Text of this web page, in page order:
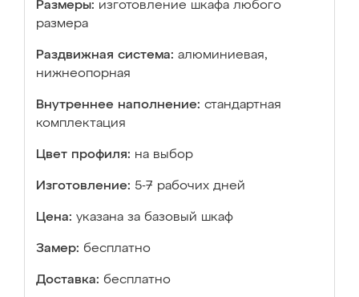
Размеры: изготовление шкафа любого
размера
Раздвижная система: алюминиевая,
нижнеопорная
Внутреннее наполнение: стандартная
комплектация
Цвет профиля: на выбор
Изготовление: 5-7 рабочих дней
Цена: указана за базовый шкаф
Замер: бесплатно
Доставка: бесплатно